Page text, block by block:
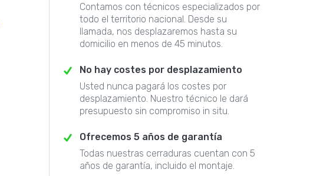
Contamos con técnicos especializados por
todo el territorio nacional. Desde su
llamada, nos desplazaremos hasta su
domicilio en menos de 45 minutos.
No hay costes por desplazamiento
Usted nunca pagará los costes por
desplazamiento. Nuestro técnico le dará
presupuesto sin compromiso in situ.
Ofrecemos 5 años de garantía
Todas nuestras cerraduras cuentan con 5
años de garantía, incluido el montaje.